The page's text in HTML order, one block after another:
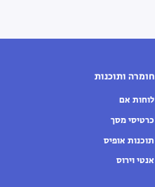
חומרה ותוכנות
לוחות אם
כרטיסי מסך
תוכנות אופיס
אנטי וירוס